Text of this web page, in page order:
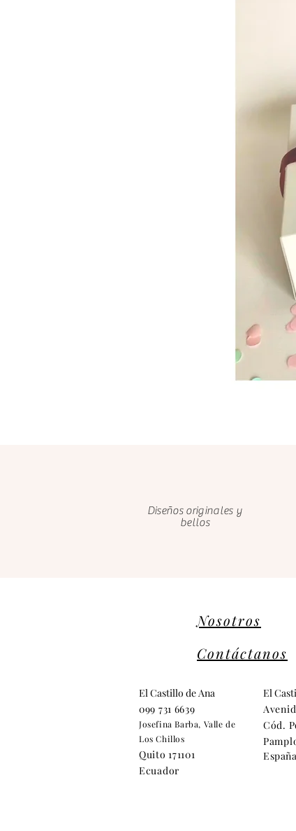
Diseños originales y
bellos
Nosotros
Contáctanos
El Castillo de Ana
099 731 6639
Josefina Barba, Valle de
Los Chillos
Quito 171101
Ecuador
El
Cód.
España